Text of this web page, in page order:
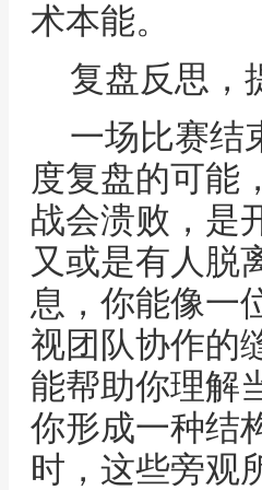
术本能。
复盘反思，
一场比赛结
度复盘的可能
战会溃败，是
又或是有人脱
息，你能像一
视团队协作的
能帮助你理解
你形成一种结
时，这些旁观